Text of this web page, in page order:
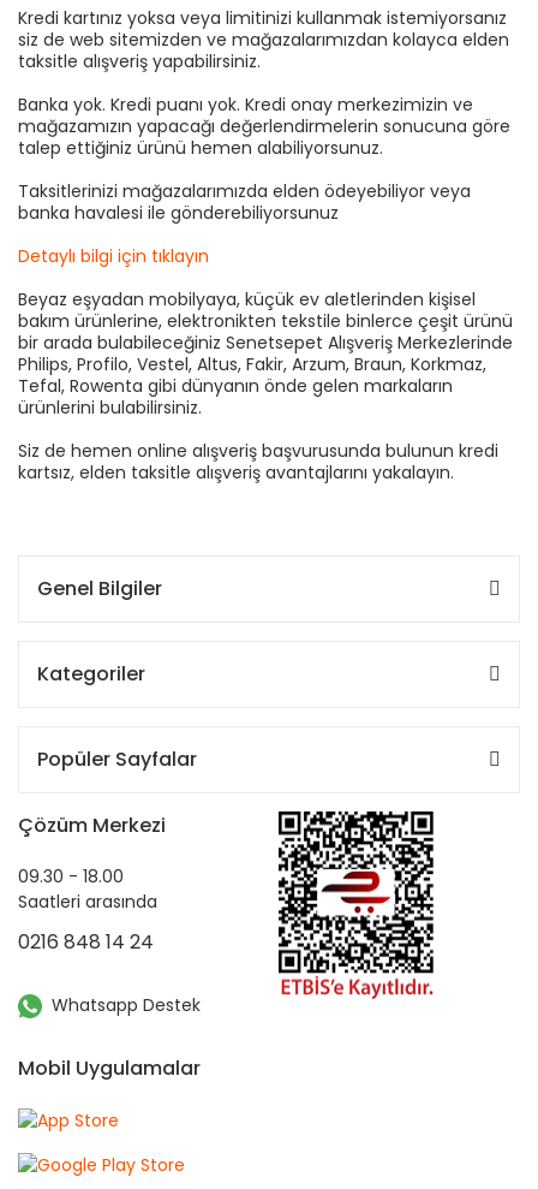
Kredi kartınız yoksa veya limitinizi kullanmak istemiyorsanız
siz de web sitemizden ve mağazalarımızdan kolayca elden
taksitle alışveriş yapabilirsiniz.
Banka yok. Kredi puanı yok. Kredi onay merkezimizin ve
mağazamızın yapacağı değerlendirmelerin sonucuna göre
talep ettiğiniz ürünü hemen alabiliyorsunuz.
Taksitlerinizi mağazalarımızda elden ödeyebiliyor veya
banka havalesi ile gönderebiliyorsunuz
Detaylı bilgi için tıklayın
Beyaz eşyadan mobilyaya, küçük ev aletlerinden kişisel
bakım ürünlerine, elektronikten tekstile binlerce çeşit ürünü
bir arada bulabileceğiniz Senetsepet Alışveriş Merkezlerinde
Philips, Profilo, Vestel, Altus, Fakir, Arzum, Braun, Korkmaz,
Tefal, Rowenta gibi dünyanın önde gelen markaların
ürünlerini bulabilirsiniz.
Siz de hemen online alışveriş başvurusunda bulunun kredi
kartsız, elden taksitle alışveriş avantajlarını yakalayın.
Genel Bilgiler
Kategoriler
Popüler Sayfalar
Çözüm Merkezi
09.30 - 18.00
Saatleri arasında
0216 848 14 24
Whatsapp Destek
Mobil Uygulamalar